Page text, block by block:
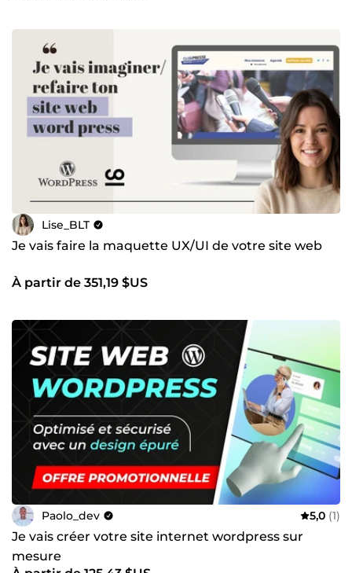
Lise_BLT
Je vais faire la maquette UX/UI de votre site web
À partir de 351,19 $US
Paolo_dev 5,0 (1)
Je vais créer votre site internet wordpress sur
mesure